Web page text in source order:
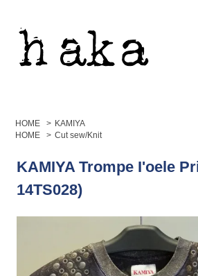
HOME > KAMIYA
HOME
> Cut sew/Knit
KAMIYA Trompe I'oele
14TS028)